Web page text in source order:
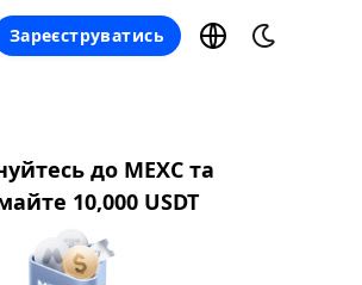
Зареєструватись
до MEXC та
10,000 USDT